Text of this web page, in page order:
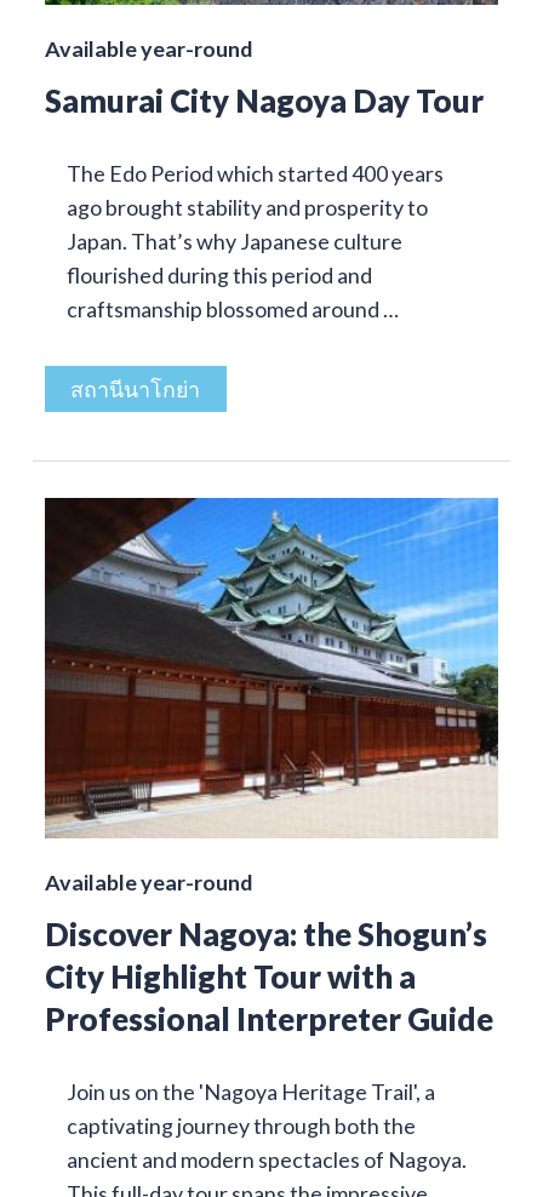
Available year-round
Samurai City Nagoya Day Tour
The Edo Period which started 400 years
ago brought stability and prosperity to
Japan. That’s why Japanese culture
flourished during this period and
craftsmanship blossomed around …
สถานีนาโกย่า
Available year-round
Discover Nagoya: the Shogun’s
City Highlight Tour with a
Professional Interpreter Guide
Join us on the 'Nagoya Heritage Trail', a
captivating journey through both the
ancient and modern spectacles of Nagoya.